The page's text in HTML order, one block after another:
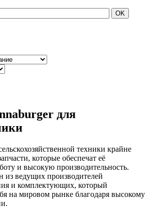
для
техники крайне
которые обеспечат её
и высокую производительность.
ведущих производителей
и комплектующих, который
на мировом рынке благодаря высокому